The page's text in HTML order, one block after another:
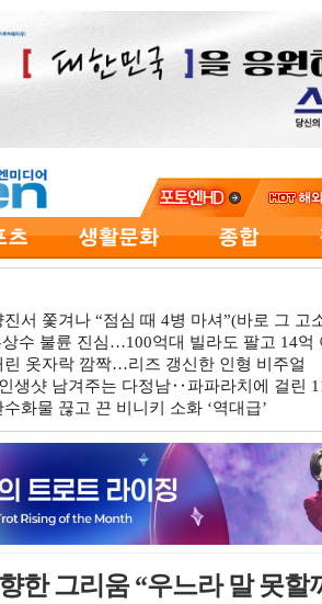
서 쫓겨나 “점심 때 4병 마셔”(바로 그 고
수 불륜 진심…100억대 빌라도 팔고 14억
린 옷자락 깜짝…리즈 갱신한 인형 비주얼
생샷 남겨주는 다정남‥파파라치에 걸린
화물 끊고 끈 비니키 소화 ‘역대급’
한 그리움 “우느라 말 못할